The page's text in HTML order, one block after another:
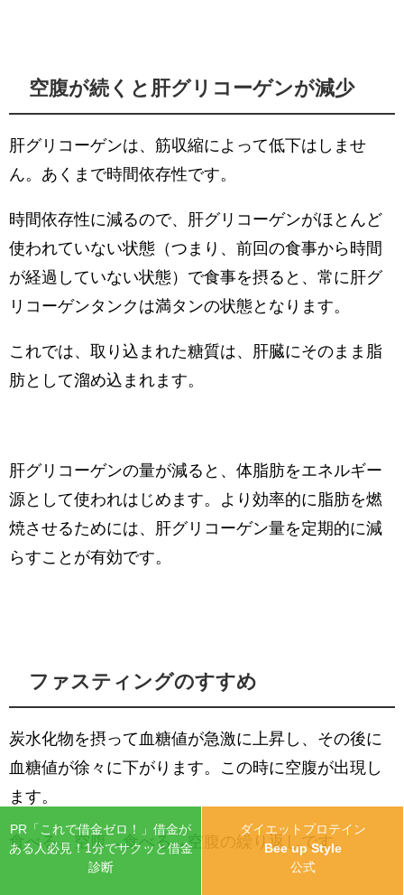
空腹が続くと肝グリコーゲンが減少
肝グリコーゲンは、筋収縮によって低下はしませ
ん。あくまで時間依存性です。
時間依存性に減るので、肝グリコーゲンがほとんど
使われていない状態 （つまり、前回の食事から時間
が経過していない状態）
で食事を摂ると、常に肝グ
リコーゲンタンクは満タンの状態となります。
これでは、取り込まれた糖質は、肝臓にそのまま脂
肪として溜め込まれます。
肝グリコーゲンの量が減ると、体脂肪をエネルギー
源として使われはじめます。より効率的に脂肪を燃
焼させるためには、肝グリコーゲン量を定期的に減
らすことが有効です。
ファスティングのすすめ
炭水化物を摂って血糖値が急激に上昇し、その後に
血糖値が徐々に下がります。この時に空腹が出現し
ます。
食べる→空腹→食べる→空腹の繰り返しです。
PR「これで借金ゼロ！」借金が
ある人必見！1分でサクッと借金
診断
ダイエットプロテイン
Bee up Style
公式